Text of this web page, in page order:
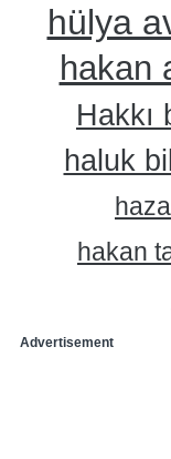
hülya
hakan
Hakkı
haluk
hakan
Advertisement